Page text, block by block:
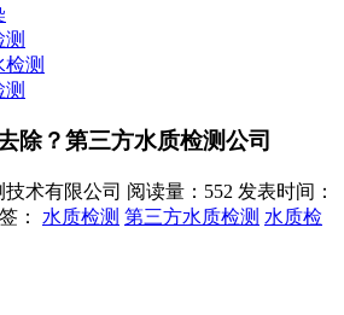
测
除？第三方水质检测公司
术有限公司 阅读量：552 发表时间：
： 水质检测 第三方水质检测 水质检